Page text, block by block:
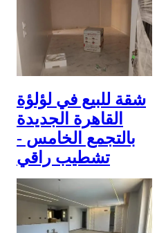
شقة للبيع في لؤلؤة
القاهرة الجديدة
بالتجمع الخامس -
تشطيب راقي
2,590,000 ج.م
26 January 2026